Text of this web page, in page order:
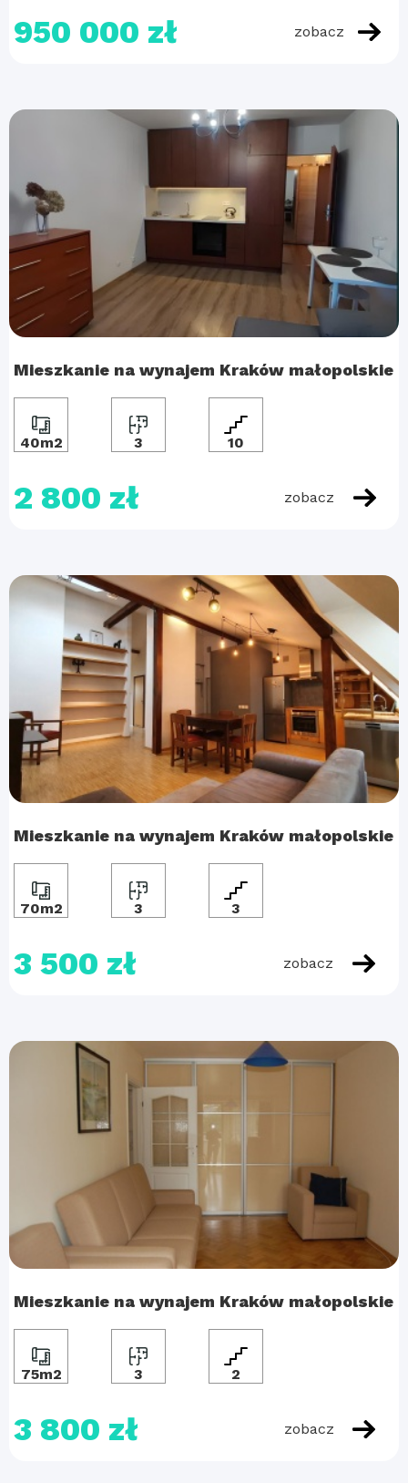
950 000 zł zobacz
Mieszkanie na wynajem Kraków małopolskie
40m2 3 10
2 800 zł zobacz
Mieszkanie na wynajem Kraków małopolskie
70m2 3 3
3 500 zł zobacz
Mieszkanie na wynajem Kraków małopolskie
75m2 3 2
3 800 zł zobacz